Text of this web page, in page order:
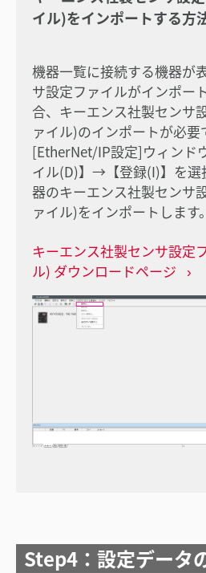
イル)をインポートする方
機器一覧に接続する機器が
サ設定ファイルがインポー
合、キーエンス社製センサ
ァイル)のインポートが必要
[EtherNet/IP設定]ウィンド
イル(D)】→【登録(I)】を選
器のキーエンス社製センサ
ァイル)をインポートします。
キーエンス社製センサ設定
ル) ダウンロードページ
Step4：設定データ